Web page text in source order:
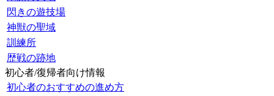
閃きの遊技場
神獣の聖域
訓練所
歴戦の跡地
初心者/復帰者向け情報
初心者のおすすめの進め方